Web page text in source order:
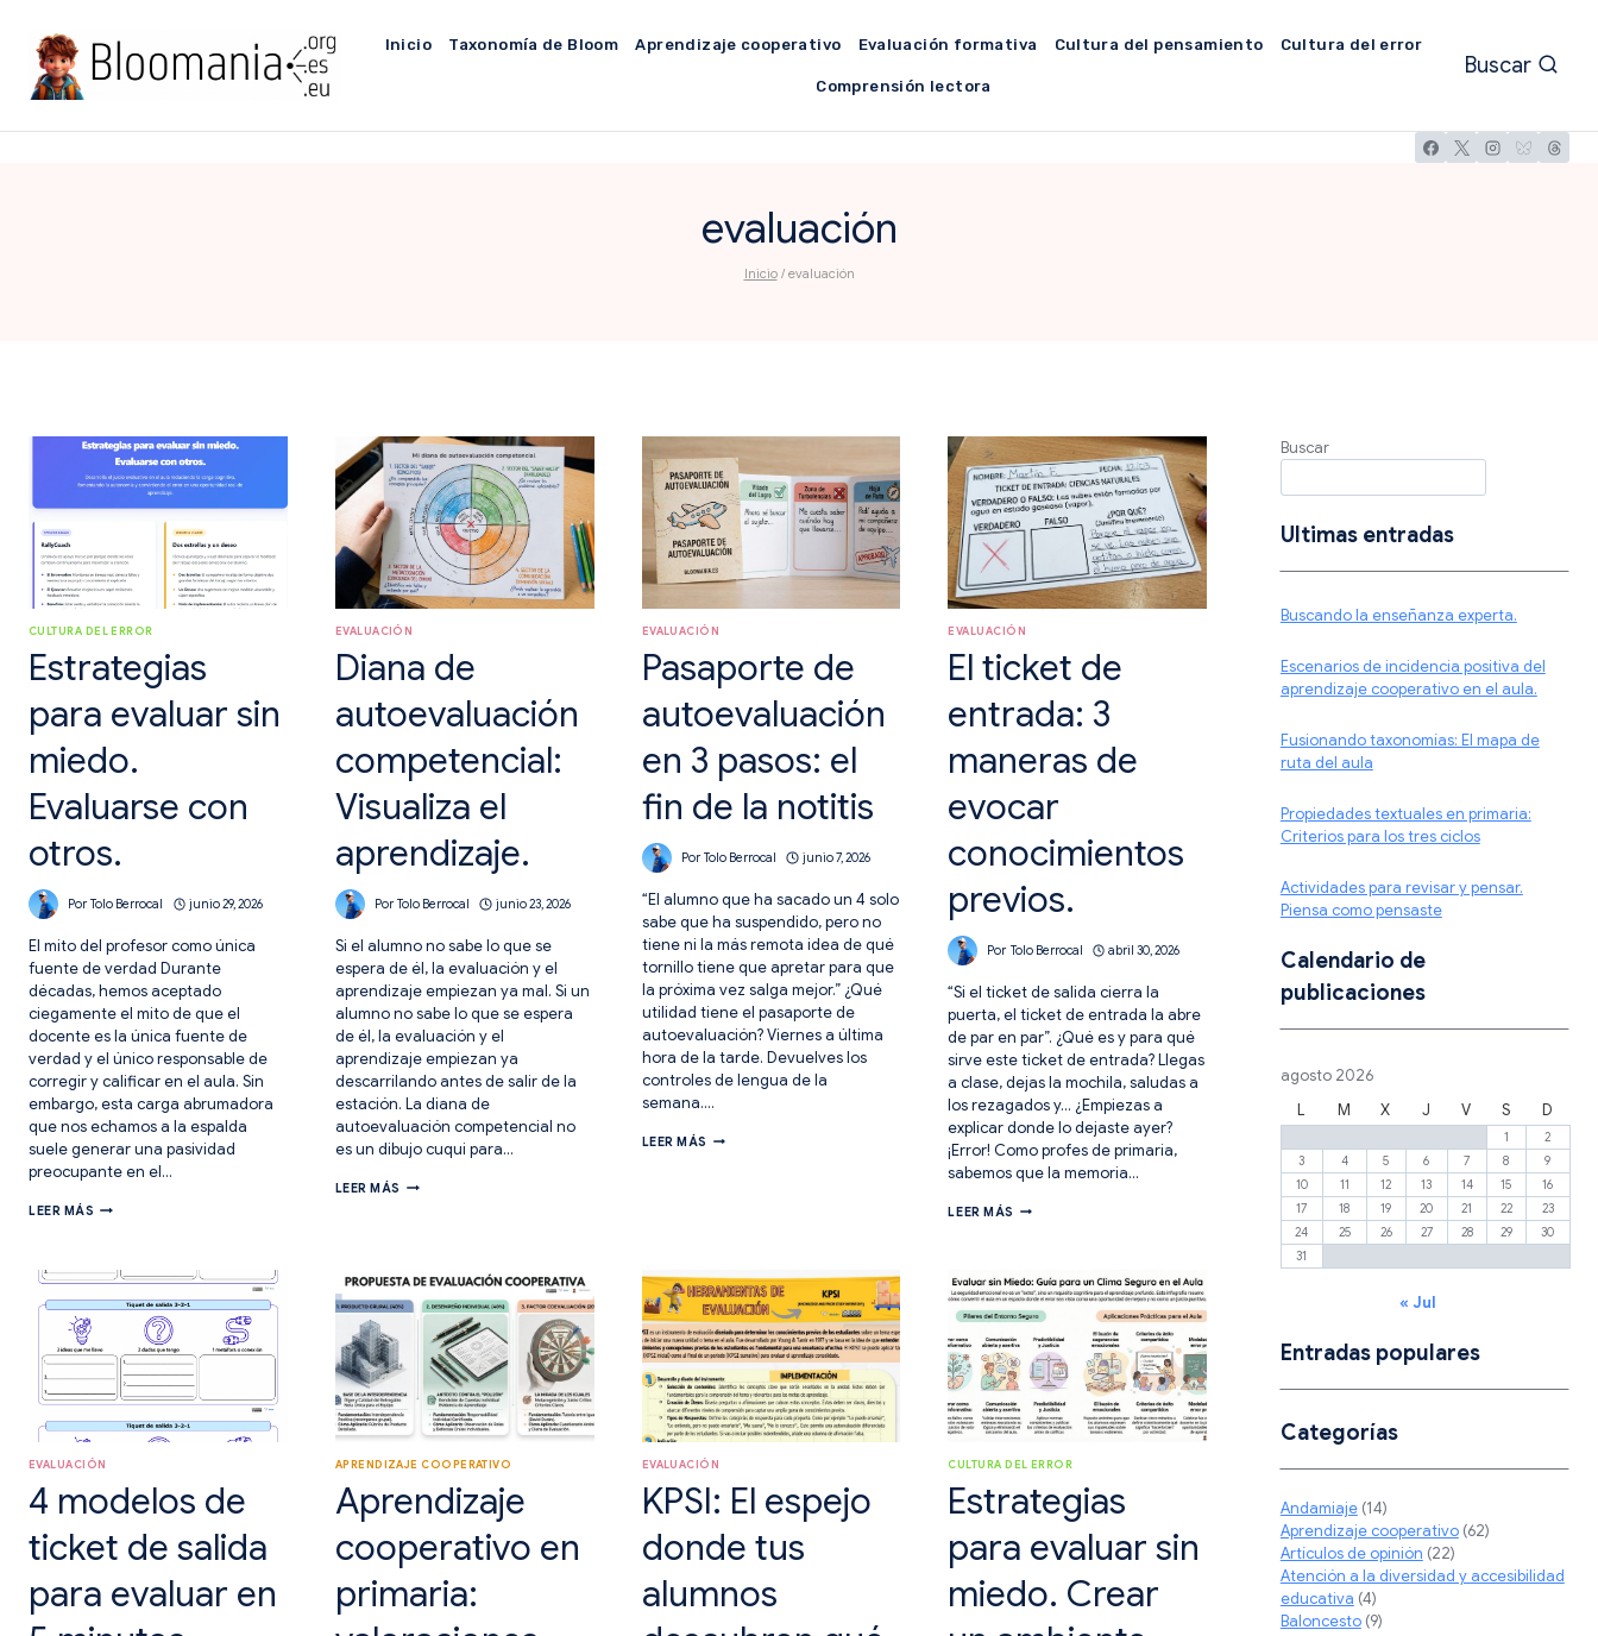
contenido
Inicio Taxonomía de Bloom Aprendizaje cooperativo Evaluación formativa Cultura del pensamiento Cultura del error
Comprensión lectora
Buscar
evaluación
Inicio / evaluación
CULTURA DEL ERROR
Estrategias
para evaluar sin
miedo.
Evaluarse con
otros.
Por Tolo Berrocal junio 29, 2026
El mito del profesor como única
fuente de verdad Durante
décadas, hemos aceptado
ciegamente el mito de que el
docente es la única fuente de
verdad y el único responsable de
corregir y calificar en el aula. Sin
embargo, esta carga abrumadora
que nos echamos a la espalda
suele generar una pasividad
preocupante en el…
LEER MÁS ESTRATEGIAS
MIEDO.
CON
OTROS.
EVALUACIÓN
Diana de
autoevaluación
competencial:
Visualiza el
aprendizaje.
Por Tolo Berrocal junio 23, 2026
Si el alumno no sabe lo que se
espera de él, la evaluación y el
aprendizaje empiezan ya mal. Si un
alumno no sabe lo que se espera
de él, la evaluación y el
aprendizaje empiezan ya
descarrilando antes de salir de la
estación. La diana de
autoevaluación competencial no
es un dibujo cuqui para…
LEER MÁS DIANA
APRENDIZAJE.
EVALUACIÓN
Pasaporte de
autoevaluación
en 3 pasos: el
fin de la notitis
Por Tolo Berrocal junio 7, 2026
“El alumno que ha sacado un 4 solo
sabe que ha suspendido, pero no
tiene ni la más remota idea de qué
tornillo tiene que apretar para que
la próxima vez salga mejor.” ¿Qué
utilidad tiene el pasaporte de
autoevaluación? Viernes a última
hora de la tarde. Devuelves los
controles de lengua de la
semana….
LEER MÁS PASAPORTE
DE
LA
NOTITIS
EVALUACIÓN
El ticket de
entrada: 3
maneras de
evocar
conocimientos
previos.
Por Tolo Berrocal abril 30, 2026
“Si el ticket de salida cierra la
puerta, el ticket de entrada la abre
de par en par”. ¿Qué es y para qué
sirve este ticket de entrada? Llegas
a clase, dejas la mochila, saludas a
los rezagados y… ¿Empiezas a
explicar donde lo dejaste ayer?
¡Error! Como profes de primaria,
sabemos que la memoria…
LEER MÁS EL
3
MANERAS
DE
CONOCIMIENTOS
PREVIOS.
EVALUACIÓN
4 modelos de
ticket de salida
para evaluar en
APRENDIZAJE COOPERATIVO
Aprendizaje
cooperativo en
primaria:
EVALUACIÓN
KPSI: El espejo
donde tus
alumnos
CULTURA DEL ERROR
Estrategias
para evaluar sin
miedo. Crear
Buscar
Ultimas entradas
Buscando la enseñanza experta.
Escenarios de incidencia positiva del
aprendizaje cooperativo en el aula.
Fusionando taxonomías: El mapa de
ruta del aula
Propiedades textuales en primaria:
Criterios para los tres ciclos
Actividades para revisar y pensar.
Piensa como pensaste
Calendario de
publicaciones
agosto 2026
L
M X J V S D
1
2
3
4 5 6 7 8
9
10
11 12 13 14 15
16
17
18 19 20 21 22
23
24
25 26 27 28 29
30
31
« Jul
Entradas populares
Categorías
Andamiaje(14)
Aprendizaje cooperativo(62)
Artículos de opinión (22)
Atención a la diversidad y accesibilidad
educativa (4)
Baloncesto(9)